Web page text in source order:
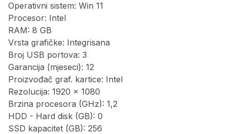
Operativni sistem: Win 11
Procesor: Intel
RAM: 8 GB
Vrsta grafičke: Integrisana
Broj USB portova: 3
Garancija (mjeseci): 12
Proizvođač graf. kartice: Intel
Rezolucija: 1920 x 1080
Brzina procesora (GHz): 1,2
HDD - Hard disk (GB): 0
SSD kapacitet (GB): 256